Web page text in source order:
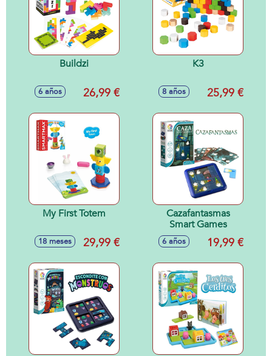
Buildzi
6 años 26,99 €
K3
8 años 25,99 €
My First Totem
18 meses 29,99 €
Cazafantasmas
Smart Games
6 años 19,99 €